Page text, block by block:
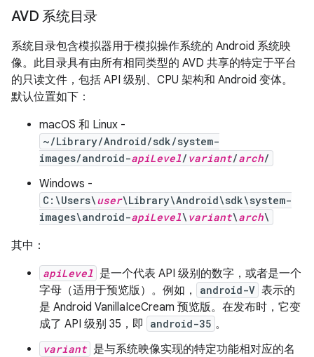
AVD 系统目录
系统目录包含模拟器用于模拟操作系统的 Android 系统映
像。此目录具有由所有相同类型的 AVD 共享的特定于平台
的只读文件，包括 API 级别、CPU 架构和 Android 变体。
默认位置如下：
macOS 和 Linux -
~/Library/Android/sdk/system-
images/android-apiLevel/ variant/arch/
Windows -
C:\Users\user\Library\Android\sdk\system-
images\android-apiLevel\ variant\arch\
其中：
apiLevel 是一个代表 API 级别的数字，或者是一个
字母（适用于预览版）。例如，
android-V 表示的
是 Android VanillaIceCream 预览版。在发布时，它变
成了 API 级别 35，即
android-35 。
variant 是与系统映像实现的特定功能相对应的名